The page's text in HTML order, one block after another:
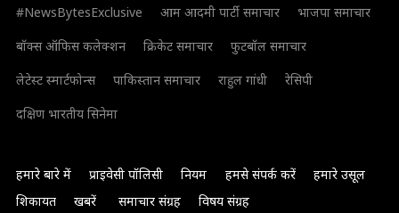
#NewsBytesExclusive
आम आदमी पार्टी समाचार
भाजपा समाचार
बॉक्स ऑफिस कलेक्शन
क्रिकेट समाचार
फुटबॉल समाचार
लेटेस्ट स्मार्टफोन्स
पाकिस्तान समाचार राहुल गांधी
रेसिपी
दक्षिण भारतीय सिनेमा
हमारे बारे में प्राइवेसी पॉलिसी नियम हमसे संपर्क करें
हमारे उसूल
शिकायत
खबरें समाचार संग्रह विषय संग्रह